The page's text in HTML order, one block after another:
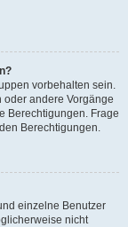
vorbehalten sein.
oder andere Vorgänge
Berechtigungen. Frage
Berechtigungen.
einzelne Benutzer
nicht